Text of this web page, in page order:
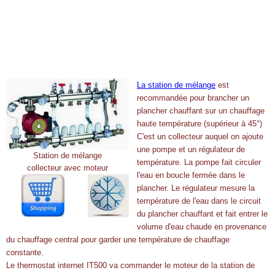
Station de mélange
collecteur avec moteur
La station de mélange est
recommandée pour brancher un
plancher chauffant sur un chauffage
haute température (supérieur à 45°)
C'est un collecteur auquel on ajoute
une pompe et un régulateur de
température. La pompe fait circuler
l'eau en boucle fermée dans le
plancher. Le régulateur mesure la
température de l'eau dans le circuit
du plancher chauffant et fait entrer le
volume d'eau chaude en provenance
du chauffage central pour garder une température de chauffage
constante.
Le thermostat internet IT500 va commander le moteur de la station de